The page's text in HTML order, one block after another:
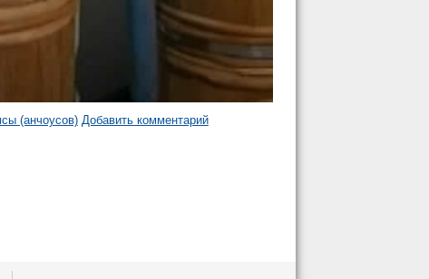
(анчоусов) Добавить комментарий